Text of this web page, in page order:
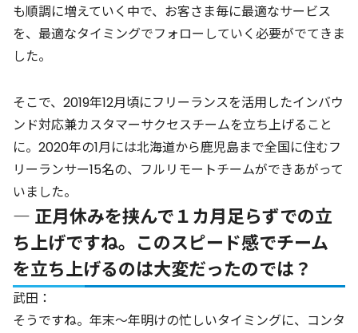
も順調に増えていく中で、お客さま毎に最適なサービス
を、最適なタイミングでフォローしていく必要がでてきま
した。
そこで、2019年12月頃にフリーランスを活用したインバウ
ンド対応兼カスタマーサクセスチームを立ち上げること
に。2020年の1月には北海道から鹿児島まで全国に住むフ
リーランサー15名の、フルリモートチームができあがって
いました。
― 正月休みを挟んで１カ月足らずでの立
ち上げですね。このスピード感でチーム
を立ち上げるのは大変だったのでは？
武田：
そうですね。年末～年明けの忙しいタイミングに、コンタ